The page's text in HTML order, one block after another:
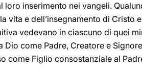
inserimento nei vangeli.
vita e dell’insegnamento di Cristo
vedevano in ciascuno di quei
Dio come Padre, Creatore e
come Figlio consostanziale al